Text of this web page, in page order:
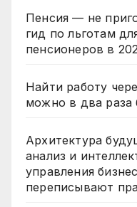
Пенсия — не
гид по льготам
пенсионеров в
Найти работу
можно в два раза
Архитектура
анализ и
управления
переписывают